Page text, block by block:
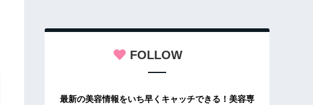
FOLLOW
最新の美容情報をいち早くキャッチできる！美容専